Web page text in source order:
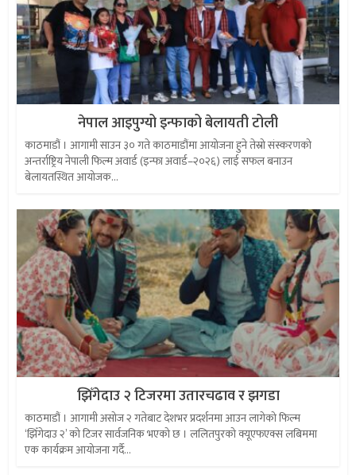
नेपाल आइपुग्यो इन्फाको बेलायती टोली
काठमाडौं । आगामी साउन ३० गते काठमाडौंमा आयोजना हुने तेस्रो संस्करणको
अन्तर्राष्ट्रिय नेपाली फिल्म अवार्ड (इन्फा अवार्ड–२०२६) लाई सफल बनाउन
बेलायतस्थित आयोजक...
झिँगेदाउ २ टिजरमा उतारचढाव र झगडा
काठमाडौं । आगामी असोज २ गतेबाट देशभर प्रदर्शनमा आउन लागेको फिल्म
‘झिँगेदाउ २’ को टिजर सार्वजनिक भएको छ । ललितपुरको क्यूएफएक्स लबिममा
एक कार्यक्रम आयोजना गर्दै...